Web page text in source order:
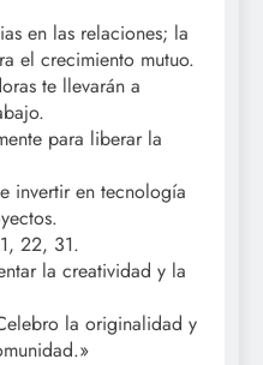
en las relaciones; la
el crecimiento mutuo.
te llevarán a
para liberar la
invertir en tecnología
22, 31.
la creatividad y la
la originalidad y